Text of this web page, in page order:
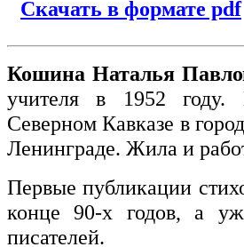
Скачать в формате pdf
Кошина Наталья
учителя в 1952 году.
Северном Кавказе в
Ленинграде. Жила и
Первые публикации
конце 90-х годов, а
писателей.